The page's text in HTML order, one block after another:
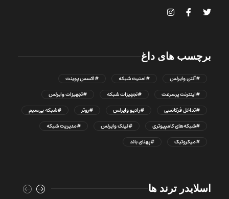
برچسب های داغ
#آنتن وایرلس #امنیت شبکه
#اکسس پوینت
#اینترنت پرسرعت
#تجهیزات شبکه
#تجهیزات وایرلس
#تداخل فرکانسی
#رادیو وایرلس #روتر
#شبکه بی‌سیم
#شبکه‌های کامپیوتری
#لینک وایرلس
#مدیریت شبکه
#میکروتیک
#پهنای باند
اسلایدر ترند ها